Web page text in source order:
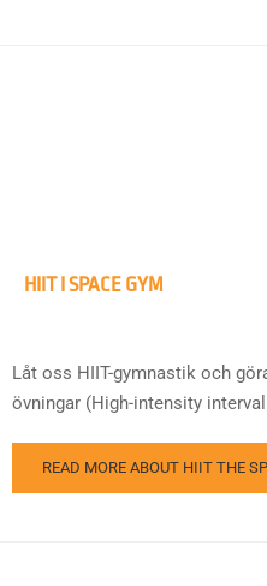
HIIT I SPACE GYM
Låt oss HIIT-gymnastik och
övningar (High-intensity
READ MORE ABOUT HIIT THE